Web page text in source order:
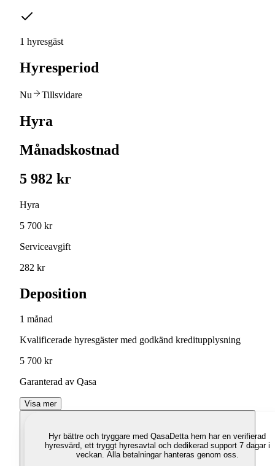
1 hyresgäst
Hyresperiod
Nu Tillsvidare
Hyra
Månadskostnad
5 982 kr
Hyra
5 700 kr
Serviceavgift
282 kr
Deposition
1 månad
Kvalificerade hyresgäster med godkänd kreditupplysning
5 700 kr
Garanterad av Qasa
Visa mer
Hyr bättre och tryggare med QasaDetta hem har en verifierad
hyresvärd, ett tryggt hyresavtal och dedikerad support 7 dagar i
veckan. Alla betalningar hanteras genom oss.